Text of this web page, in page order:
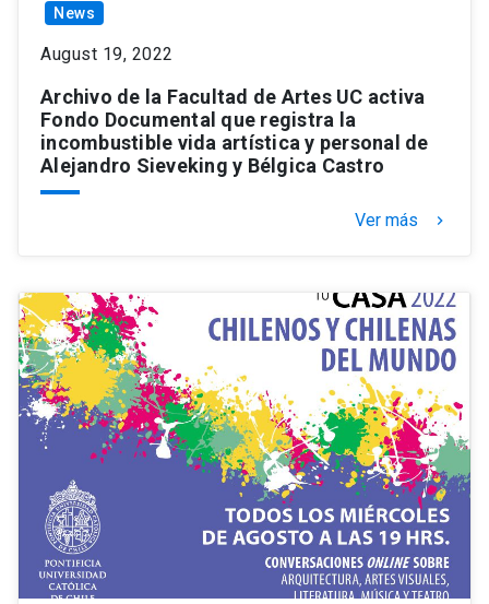
News
August 19, 2022
Archivo de la Facultad de Artes UC activa
Fondo Documental que registra la
incombustible vida artística y personal de
Alejandro Sieveking y Bélgica Castro
Ver más keyboard_arrow_right